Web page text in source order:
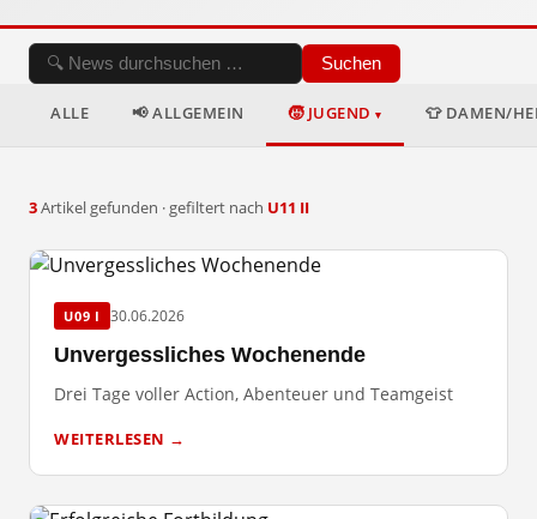
Suchen
ALLE 📢 ALLGEMEIN 🧒 JUGEND 👕 DAMEN/
3Artikel gefunden · gefiltert nach U11 II
U09 I 30.06.2026
Unvergessliches Wochenende
Drei Tage voller Action, Abenteuer und Teamgeist
WEITERLESEN →